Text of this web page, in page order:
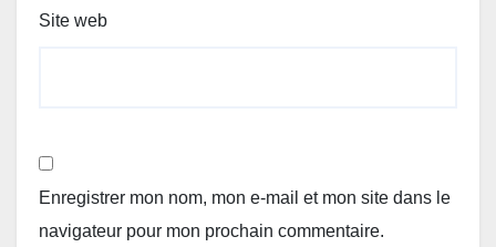
Site web
Enregistrer mon nom, mon e-mail et mon site dans le
navigateur pour mon prochain commentaire.